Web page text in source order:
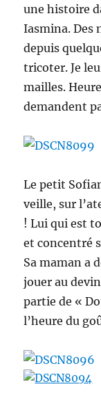
une histoire
Iasmina. Des
depuis
tricoter. Je
mailles.
demandent
Le petit
veille, sur
! Lui qui est
et concentré
Sa maman a
jouer au
partie de «
l’heure du